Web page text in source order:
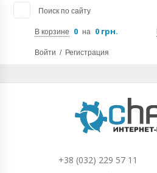
Поиск по сайту
В корзине 0 на 0 грн.
Войти / Регистрация
+38 (032) 229 57 11